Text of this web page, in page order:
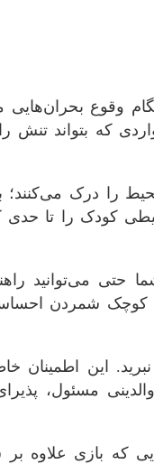
وقوع
که بتواند تنش را
را درک می‌کنند؛
کودک را تا
حتی می‌توانید
کوچک شمردن
این اطمینان
مسئول،
که بازی علاوه